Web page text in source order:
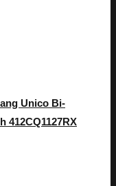
Unico Bi-
412CQ1127RX